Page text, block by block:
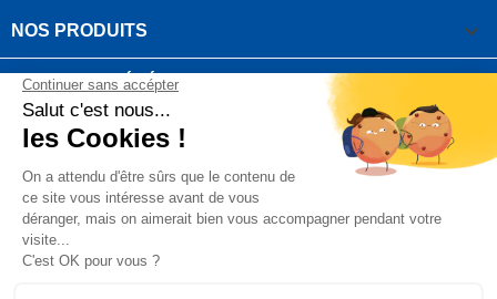
NOS PRODUITS 
NOTRE SOCIÉTÉ
VOTRE COMPTE
INFORMATIONS DE LA BOUTIQUE
QUESTIONS FRÉQUEMMENT POSÉES